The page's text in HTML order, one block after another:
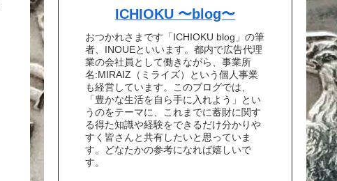
ICHIOKU 〜blog〜
おつかれさまです「ICHIOKU blog」の筆
者、INOUEといいます。都内で広告代理
業の会社員として働きながら、事業所
名:MIRAIZ（ミライズ）という個人事業
も経営しています。このブログでは、
「豊かな生活を自ら手に入れよう」とい
うのをテーマに、これまでに蓄財に関す
る得た知識や経験をできるだけ分かりや
すく皆さんと共有したいと思っていま
す。どなたかの参考になれば嬉しいで
す。